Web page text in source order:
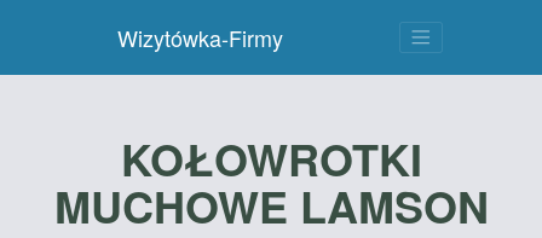
Wizytówka-Firmy
KOŁOWROTKI
MUCHOWE LAMSON